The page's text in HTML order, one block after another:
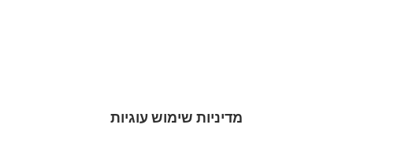
מדיניות שימוש עוגיות